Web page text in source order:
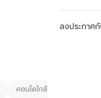
ลงประกาศกั
คอนโดใกล้สวน